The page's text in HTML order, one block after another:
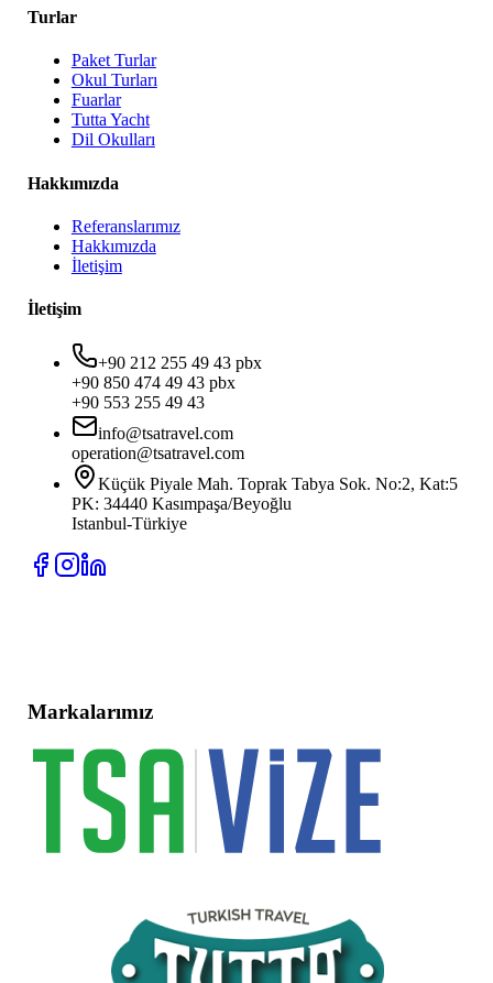
Turlar
Paket Turlar
Okul Turları
Fuarlar
Tutta Yacht
Dil Okulları
Hakkımızda
Referanslarımız
Hakkımızda
İletişim
İletişim
+90 212 255 49 43 pbx
+90 850 474 49 43 pbx
+90 553 255 49 43
info@tsatravel.com
operation@tsatravel.com
Küçük Piyale Mah. Toprak Tabya Sok. No:2, Kat:5
PK: 34440 Kasımpaşa/Beyoğlu
Istanbul-Türkiye
Markalarımız